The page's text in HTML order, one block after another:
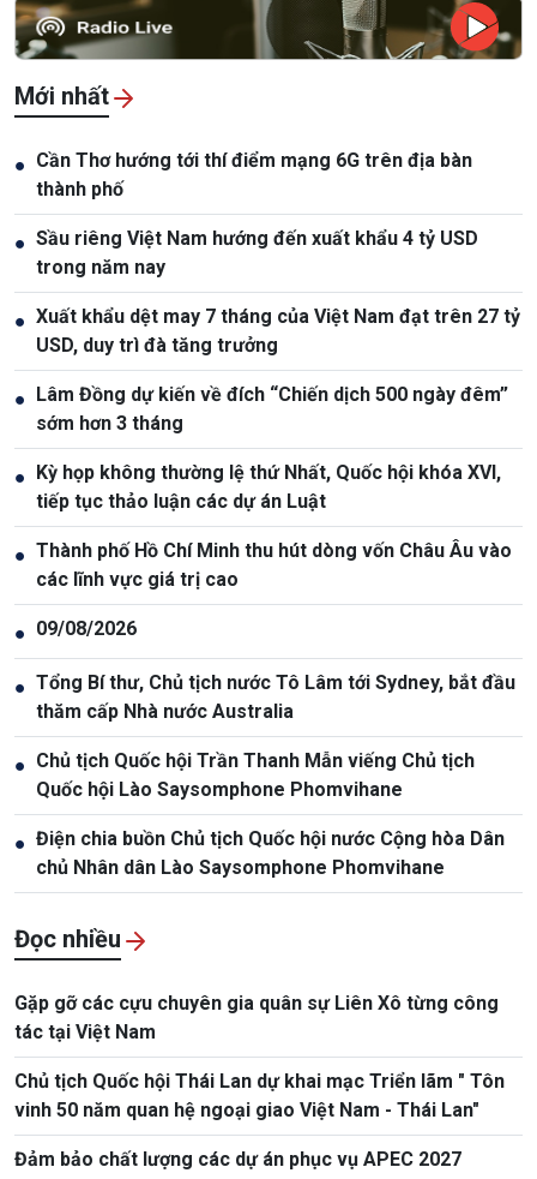
Mới nhất
● Cần Thơ hướng tới thí điểm mạng 6G trên địa bàn
thành phố
● Sầu riêng Việt Nam hướng đến xuất khẩu 4 tỷ USD
trong năm nay
● Xuất khẩu dệt may 7 tháng của Việt Nam đạt trên 27 tỷ
USD, duy trì đà tăng trưởng
● Lâm Đồng dự kiến về đích “Chiến dịch 500 ngày đêm”
sớm hơn 3 tháng
● Kỳ họp không thường lệ thứ Nhất, Quốc hội khóa XVI,
tiếp tục thảo luận các dự án Luật
● Thành phố Hồ Chí Minh thu hút dòng vốn Châu Âu vào
các lĩnh vực giá trị cao
● 09/08/2026
● Tổng Bí thư, Chủ tịch nước Tô Lâm tới Sydney, bắt đầu
thăm cấp Nhà nước Australia
● Chủ tịch Quốc hội Trần Thanh Mẫn viếng Chủ tịch
Quốc hội Lào Saysomphone Phomvihane
● Điện chia buồn Chủ tịch Quốc hội nước Cộng hòa Dân
chủ Nhân dân Lào Saysomphone Phomvihane
Đọc nhiều
Gặp gỡ các cựu chuyên gia quân sự Liên Xô từng công
tác tại Việt Nam
Chủ tịch Quốc hội Thái Lan dự khai mạc Triển lãm " Tôn
vinh 50 năm quan hệ ngoại giao Việt Nam - Thái Lan"
Đảm bảo chất lượng các dự án phục vụ APEC 2027